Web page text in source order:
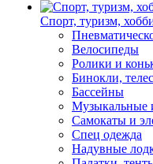
Спорт, туризм,
Велосипеды
Ролики и
Бинокли,
Бассейны
Музыкальные
Самокаты и
Спец одежда
Надувные